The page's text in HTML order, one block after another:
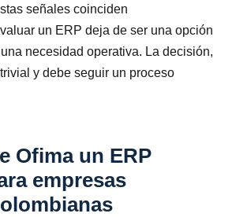
señales coinciden
un ERP deja de ser una opción
necesidad operativa. La decisión,
y debe seguir un proceso
Ofima un ERP
empresas